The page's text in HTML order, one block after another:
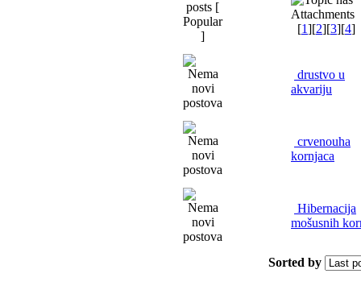
[1][2][3][4]
drustvo u
akvariju
crvenouha
kornjaca
Hibernacija
mošusnih
Sorted by